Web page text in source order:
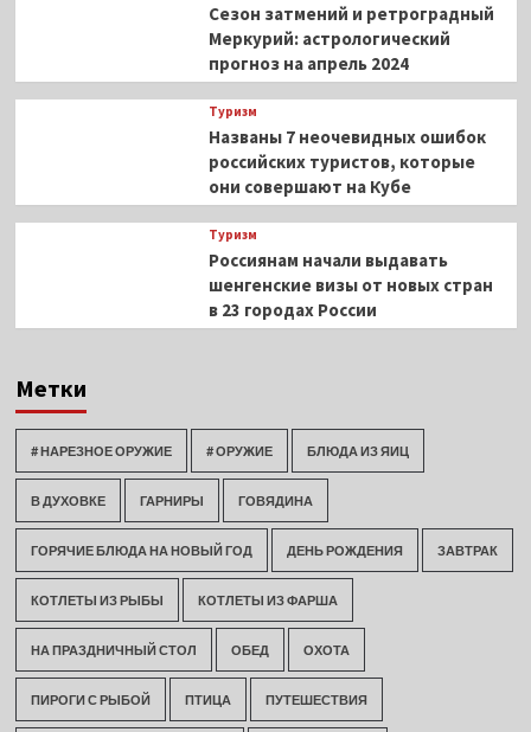
Сезон затмений и ретроградный
Меркурий: астрологический
прогноз на апрель 2024
Туризм
Названы 7 неочевидных ошибок
российских туристов, которые
они совершают на Кубе
Туризм
Россиянам начали выдавать
шенгенские визы от новых стран
в 23 городах России
Метки
# НАРЕЗНОЕ ОРУЖИЕ # ОРУЖИЕ БЛЮДА ИЗ ЯИЦ
В ДУХОВКЕ ГАРНИРЫ ГОВЯДИНА
ГОРЯЧИЕ БЛЮДА НА НОВЫЙ ГОД ДЕНЬ РОЖДЕНИЯ ЗАВТРАК
КОТЛЕТЫ ИЗ РЫБЫ КОТЛЕТЫ ИЗ ФАРША
НА ПРАЗДНИЧНЫЙ СТОЛ ОБЕД ОХОТА
ПИРОГИ С РЫБОЙ ПТИЦА ПУТЕШЕСТВИЯ